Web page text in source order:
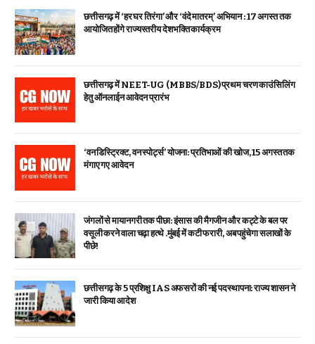
छत्तीसगढ़ में ‘हर घर तिरंगा’ और ‘वंदे मातरम्’ अभियान : 17 अगस्त तक
आयोजित होंगे राज्यस्तरीय देशभक्ति कार्यक्रम
छत्तीसगढ़ में NEET-UG (MBBS/BDS) प्रथम चरण काउंसिलिंग
हेतु ऑनलाईन आवेदन प्रारंभ
‘वन डिस्ट्रिक्ट, वन स्पोर्ट्स’ योजना: प्रतिभाओं की खोज, 15 अगस्त तक
मंगाए गए आवेदन
जंगलों से मायानगरी तक पीछा: इंसास की मैगजीन और कट्टे के बल पर
वसूली करने वाला चढ़ा हत्थे .मुंबई में कटी फरारी, अब पहुंचेगा सलाखों के
पीछे!
छत्तीसगढ़ के 5 प्रशिक्षु IAS अफसरों की नई पदस्थापना: राज्य शासन ने
जारी किया आदेश